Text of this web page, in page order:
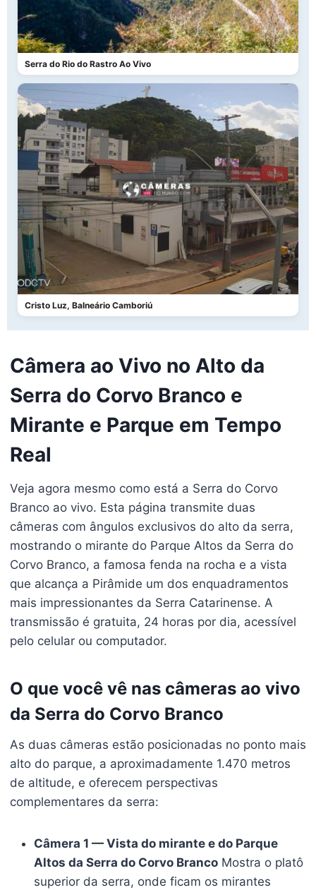
Serra do Rio do Rastro Ao Vivo
Cristo Luz, Balneário Camboriú
Câmera ao Vivo no Alto da
Serra do Corvo Branco e
Mirante e Parque em Tempo
Real
Veja agora mesmo como está a Serra do Corvo
Branco ao vivo. Esta página transmite duas
câmeras com ângulos exclusivos do alto da serra,
mostrando o mirante do Parque Altos da Serra do
Corvo Branco, a famosa fenda na rocha e a vista
que alcança a Pirâmide um dos enquadramentos
mais impressionantes da Serra Catarinense. A
transmissão é gratuita, 24 horas por dia, acessível
pelo celular ou computador.
O que você vê nas câmeras ao vivo
da Serra do Corvo Branco
As duas câmeras estão posicionadas no ponto mais
alto do parque, a aproximadamente 1.470 metros
de altitude, e oferecem perspectivas
complementares da serra:
Câmera 1 — Vista do mirante e do Parque
Altos da Serra do Corvo Branco Mostra o platô
superior da serra, onde ficam os mirantes